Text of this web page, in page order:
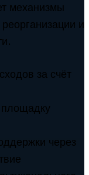
механизмы
и
за счёт
через